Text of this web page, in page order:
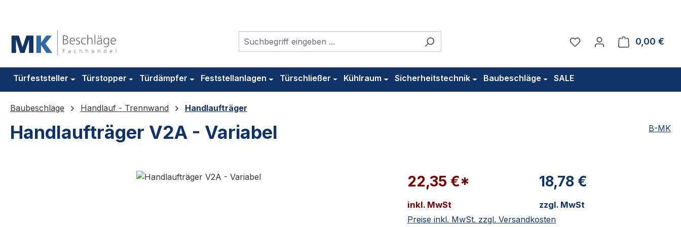
Du hast 0 Produkte auf
0,00 €
Türfeststeller Türstopper Türdämpfer Feststellanlagen Türschließer Kühlraum Sicherheitstechnik Baubeschläge SALE
Baubeschläge Handlauf - Trennwand Handlaufträger
Handlaufträger V2A - Variabel B-MK
22,35 €*
inkl. MwSt
18,78 €
zzgl. MwSt
Preise inkl. MwSt. zzgl. Versandkosten